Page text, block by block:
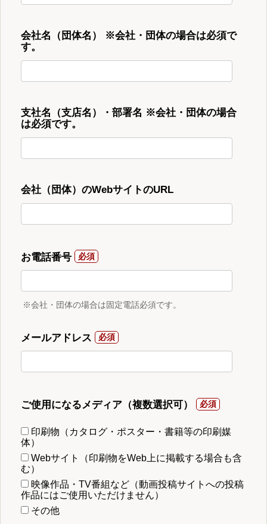
会社名（団体名） ※会社・団体の場合は必須で
す。
支社名（支店名）・部署名 ※会社・団体の場合
は必須です。
会社（団体）のWebサイトのURL
お電話番号
※会社・団体の場合は固定電話必須です。
メールアドレス
ご使用になるメディア（複数選択可）
印刷物（カタログ・ポスター・書籍等の印刷媒
体）
Webサイト（印刷物をWeb上に掲載する場合も含
む）
映像作品・TV番組など（動画投稿サイトへの投稿
作品にはご使用いただけません）
その他